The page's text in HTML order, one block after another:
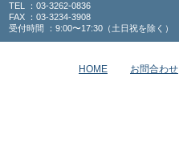
TEL ：03-3262-0836
FAX ：03-3234-3908
受付時間 ：9:00〜17:30（土日祝を除く）
HOME お問合わせ